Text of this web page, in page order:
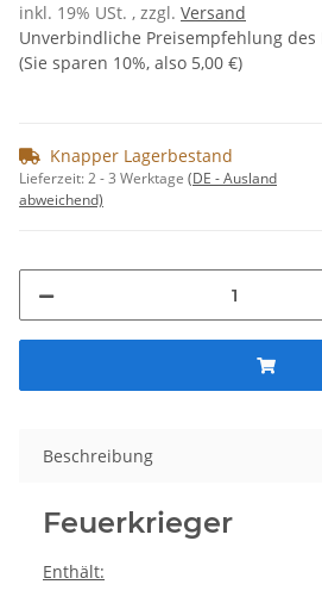
inkl. 19% USt. , zzgl. Versand
Unverbindliche Preisempfehlung des
(Sie sparen 10%, also 5,00 €)
Knapper Lagerbestand
Lieferzeit:2 - 3 Werktage (DE - Ausland
abweichend)
Beschreibung
Feuerkrieger
Enthält: